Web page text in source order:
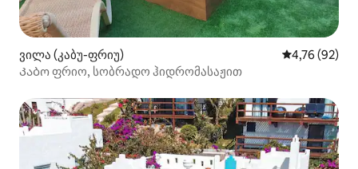
ვილა (კაბუ-ფრიუ) საშუალო
4,76 (92)
Კაბო ფრიო, სობრადო ჰიდრომასაჟით